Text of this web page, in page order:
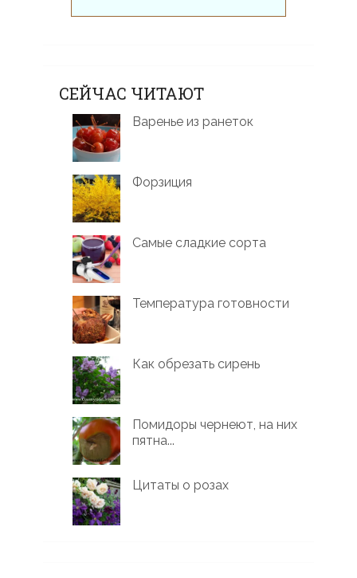
СЕЙЧАС ЧИТАЮТ
Варенье из ранеток
Форзиция
Самые сладкие сорта
Температура готовности
Как обрезать сирень
Помидоры чернеют, на них
пятна...
Цитаты о розах